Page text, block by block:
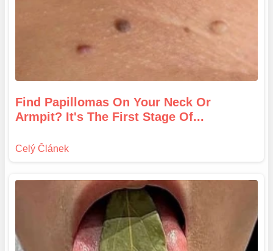
Find Papillomas On Your Neck Or
Armpit? It's The First Stage Of...